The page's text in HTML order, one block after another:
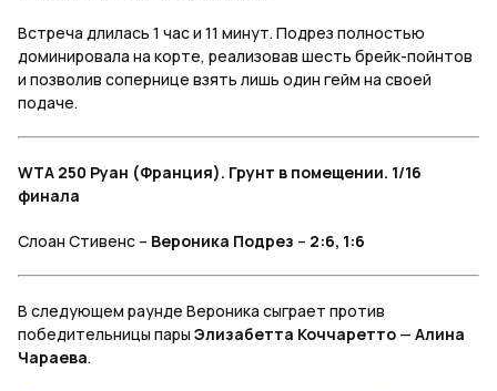
Встреча длилась 1 час и 11 минут. Подрез полностью
доминировала на корте, реализовав шесть брейк-пойнтов
и позволив сопернице взять лишь один гейм на своей
подаче.
WTA 250 Руан (Франция). Грунт в помещении. 1/16
финала
Слоан Стивенс – Вероника Подрез – 2:6, 1:6
В следующем раунде Вероника сыграет против
победительницы пары Элизабетта Коччаретто — Алина
Чараева.